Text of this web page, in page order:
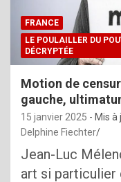
FRANCE
LE POULAILLER DU
DÉCRYPTÉE
Motion de
gauche,
15 janvier 2025 - Mis à
Delphine Fiechter
Jean-Luc
art si particulier